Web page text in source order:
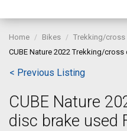
Home Bikes
Trekking/cross
CUBE Nature 2022 Trekking/
< Previous Listing
CUBE Nature
disc brake used